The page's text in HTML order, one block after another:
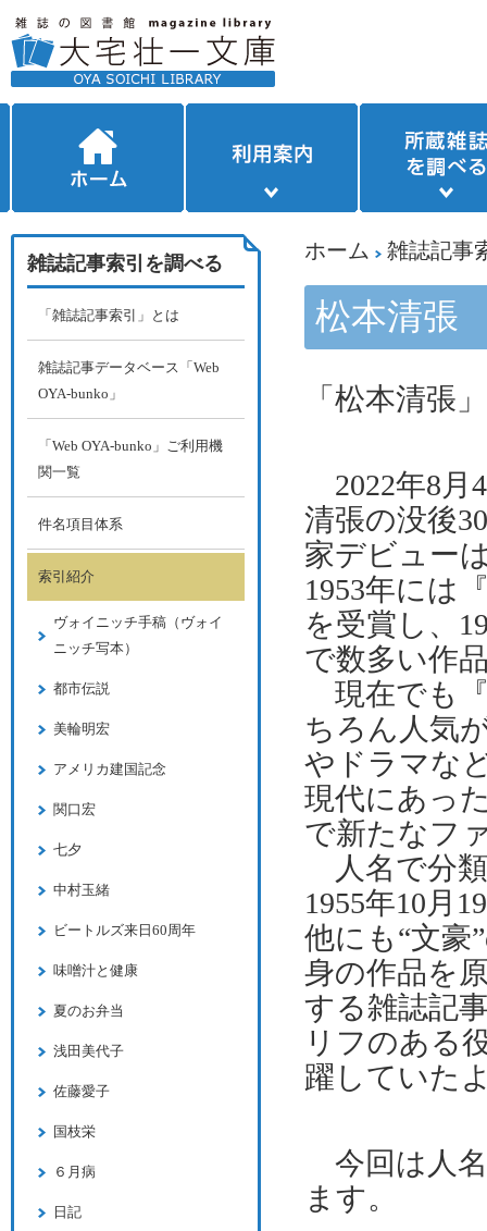
ホーム 雑誌記事
松本清張
「松本清張
2022年8月 4
清張の没後30
家デビュー
1953年には
を受賞し、
で数多い作
現在でも
ちろん 人気
やドラマな
現代にあっ
で新たなフ
人名で分
1955年10月 19
他にも“文豪
身の作品を
する雑誌記
リフのある
躍していた
今回は人
ます。
雑誌記事索引を調べる
「雑誌記事索引」とは
雑誌記事データベース「Web
OYA-bunko」
「Web OYA-bunko」ご利用機
関一覧
件名項目体系
索引紹介
ヴォイニッチ手稿（ヴォイ
ニッチ写本）
都市伝説
美輪明宏
アメリカ建国記念
関口宏
七夕
中村玉緒
ビートルズ来日60周年
味噌汁と健康
夏のお弁当
浅田美代子
佐藤愛子
国枝栄
６月病
日記